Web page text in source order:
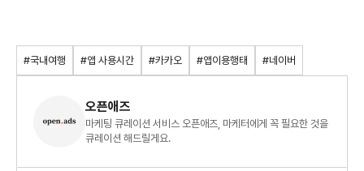
#국내여행 #앱 사용시간 #카카오 #앱이용행태 #네이버
오픈애즈
마케팅 큐레이션 서비스 오픈애즈, 마케터에게 꼭 필요한 것을
큐레이션 해드릴게요.